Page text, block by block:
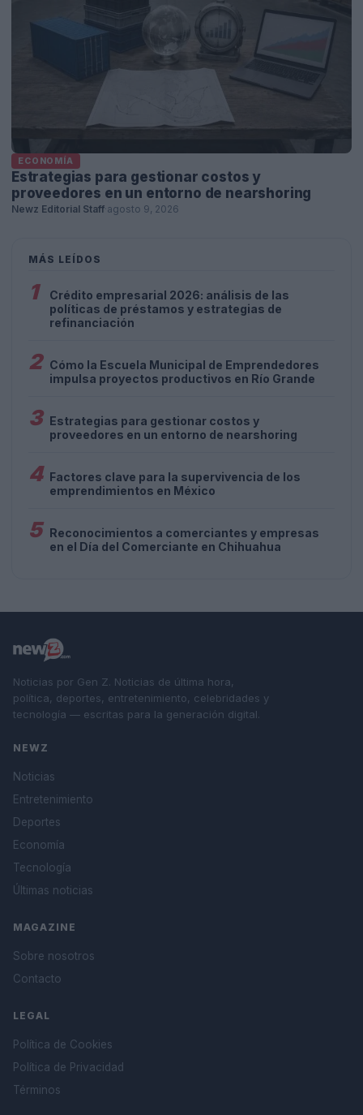
ECONOMÍA
Estrategias para gestionar costos y
proveedores en un entorno de nearshoring
Newz Editorial Staff agosto 9, 2026
MÁS LEÍDOS
1
Crédito empresarial 2026: análisis de las
políticas de préstamos y estrategias de
refinanciación
2 Cómo la Escuela Municipal de Emprendedores
impulsa proyectos productivos en Río Grande
3 Estrategias para gestionar costos y
proveedores en un entorno de nearshoring
4 Factores clave para la supervivencia de los
emprendimientos en México
5 Reconocimientos a comerciantes y empresas
en el Día del Comerciante en Chihuahua
Noticias por Gen Z. Noticias de última hora,
política, deportes, entretenimiento, celebridades y
tecnología — escritas para la generación digital.
NEWZ
Noticias
Entretenimiento
Deportes
Economía
Tecnología
Últimas noticias
MAGAZINE
Sobre nosotros
Contacto
LEGAL
Política de Cookies
Política de Privacidad
Términos